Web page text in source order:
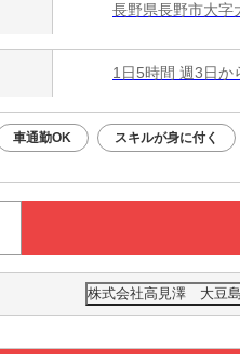
長野県長野市大字
1日5時間 週3日か
車通勤OK スキルが身に付く
株式会社高見澤 大豆